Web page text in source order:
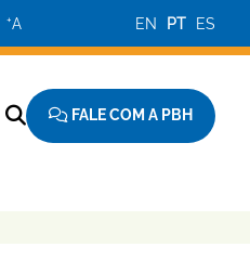
+A EN PT ES
FALE COM A PBH